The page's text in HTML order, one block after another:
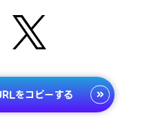
をコピーする